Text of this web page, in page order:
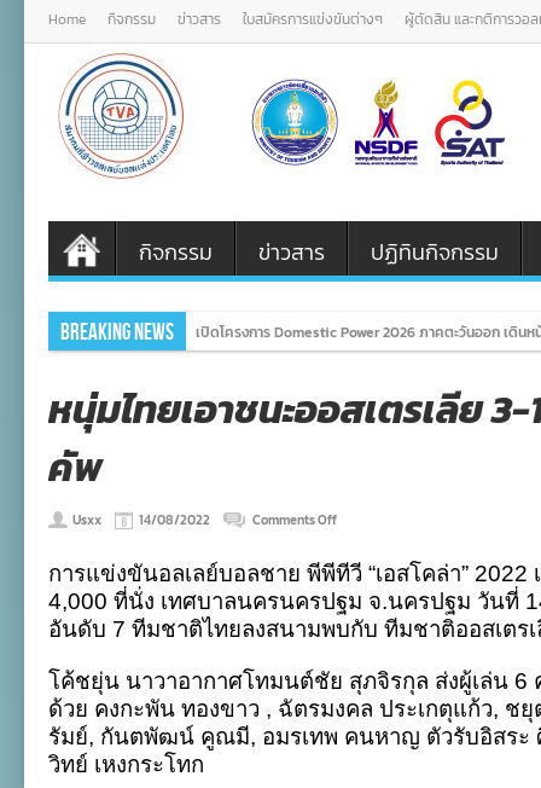
Home กิจกรรม ข่าวสาร ใบสมัครการแข่งขันต่างๆ ผู้ตัดสิน และกติการวอ
กิจกรรม ข่าวสาร ปฏิทินกิจกรรม
Breaking News เปิดโครงการ Domestic Power 2026 ภาคตะวันออก เดิ
หนุ่มไทยเอาชนะออสเตรเลีย
คัพ
Usxx 14/08/2022 Comments Offon
เอาชนะ
ออสเตรเลีย
3-
1
ที่
7
ศึก
เอ
วีซี
การแข่งขันอลเลย์บอลชาย พีพีทีวี “เอสโคล่า”
4,000 ที่นั่ง เทศบาลนครนครปฐม จ.นครปฐม วันที่
อันดับ 7 ทีมชาติไทยลงสนามพบกับ ทีมชาติออสเตรเ
โค้ชยุ่น นาวาอากาศโทมนต์ชัย สุภจิรกุล ส่งผู้เล่น 6
ด้วย คงกะพัน ทองขาว , ฉัตรมงคล ประเกตุแก้ว, ช
รัมย์, กันตพัฒน์ คูณมี, อมรเทพ คนหาญ ตัวรับอิสระ
วิทย์ เหงกระโทก